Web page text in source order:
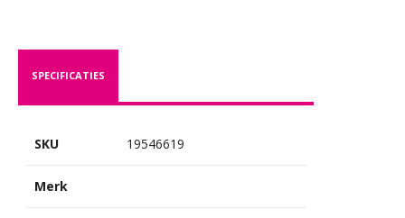
SPECIFICATIES
SKU 19546619
Merk